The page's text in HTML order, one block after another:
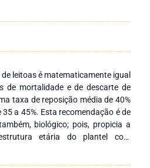
leitoas é matematicamente igual
de mortalidade e de descarte de
taxa de reposição média de 40%
a 45%. Esta recomendação é de
biológico; pois, propicia a
etária do plantel com
se pratica taxas de reposição